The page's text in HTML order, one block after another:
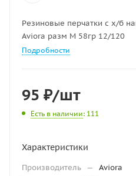
Резиновые перчатки с х/б
Aviora разм M 58гр 12/120
Подробности
95 ₽/шт
Есть в наличии: 111
Характеристики
Производитель —
Aviora